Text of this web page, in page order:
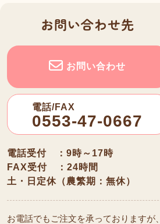
お問い合わせ先
お問い合わせ
電話/FAX
0553-47-0667
電話受付 ：9時～17時
FAX受付 ：24時間
土・日定休（農繁期：無休）
お電話でもご注文を承っておりますが、